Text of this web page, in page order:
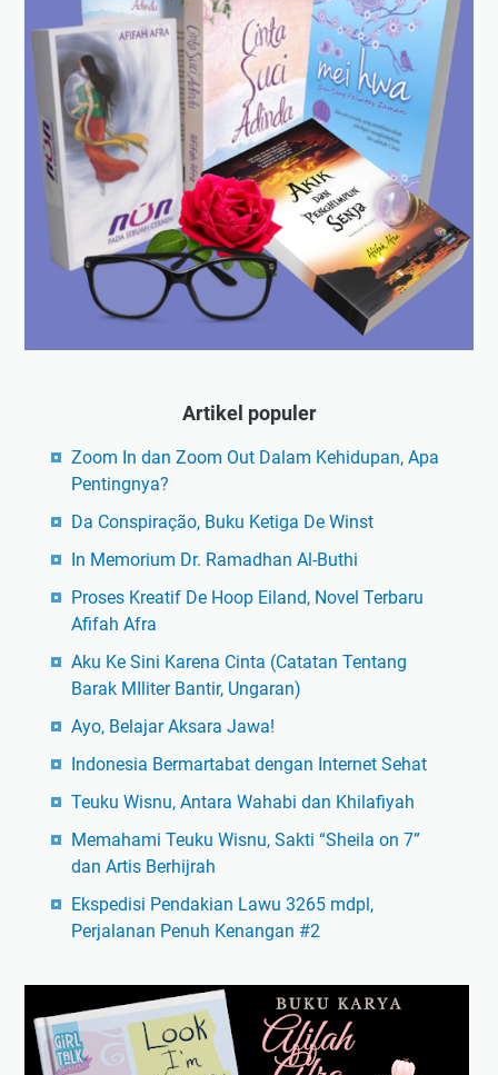
Artikel populer
Zoom In dan Zoom Out Dalam Kehidupan, Apa
Pentingnya?
Da Conspiração, Buku Ketiga De Winst
In Memorium Dr. Ramadhan Al-Buthi
Proses Kreatif De Hoop Eiland, Novel Terbaru
Afifah Afra
Aku Ke Sini Karena Cinta (Catatan Tentang
Barak MIliter Bantir, Ungaran)
Ayo, Belajar Aksara Jawa!
Indonesia Bermartabat dengan Internet Sehat
Teuku Wisnu, Antara Wahabi dan Khilafiyah
Memahami Teuku Wisnu, Sakti “Sheila on 7”
dan Artis Berhijrah
Ekspedisi Pendakian Lawu 3265 mdpl,
Perjalanan Penuh Kenangan #2